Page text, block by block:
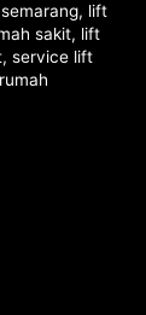
, lift
sakit, lift
, service lift